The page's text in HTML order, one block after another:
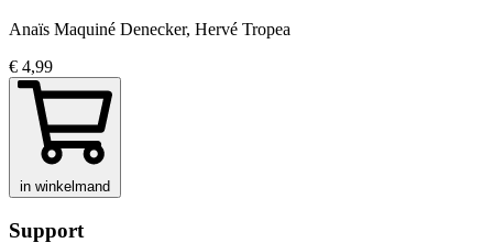
Anaïs Maquiné Denecker, Hervé Tropea
€ 4,99
in winkelmand
Support